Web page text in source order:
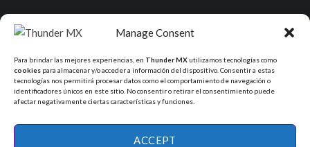
Manage Consent
Para brindar las mejores experiencias, en Thunder MX utilizamos tecnologías como
cookies para almacenar y/o acceder a información del dispositivo. Consentir a estas
tecnologías nos permitirá procesar datos como el comportamiento de navegación o
identificadores únicos en este sitio. No consentir o retirar el consentimiento puede
afectar negativamente ciertas características y funciones.
ACCEPT